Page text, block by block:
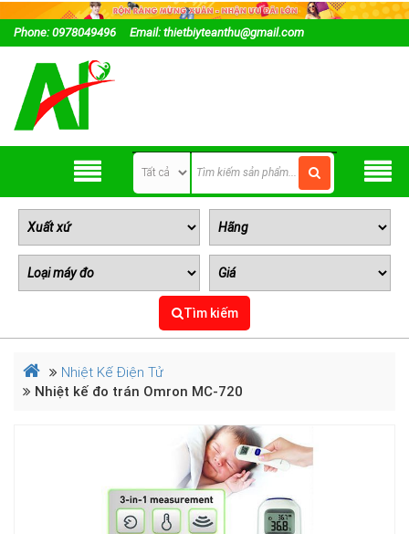
Phone: 0978049496 Email: thietbiyteanthu@gmail.com
Tìm kiếm
Nhiệt Kế Điện Tử
Nhiệt kế đo trán Omron MC-720